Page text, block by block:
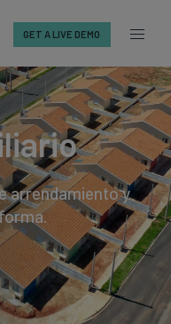
GET A LIVE DEMO
arrendamiento y